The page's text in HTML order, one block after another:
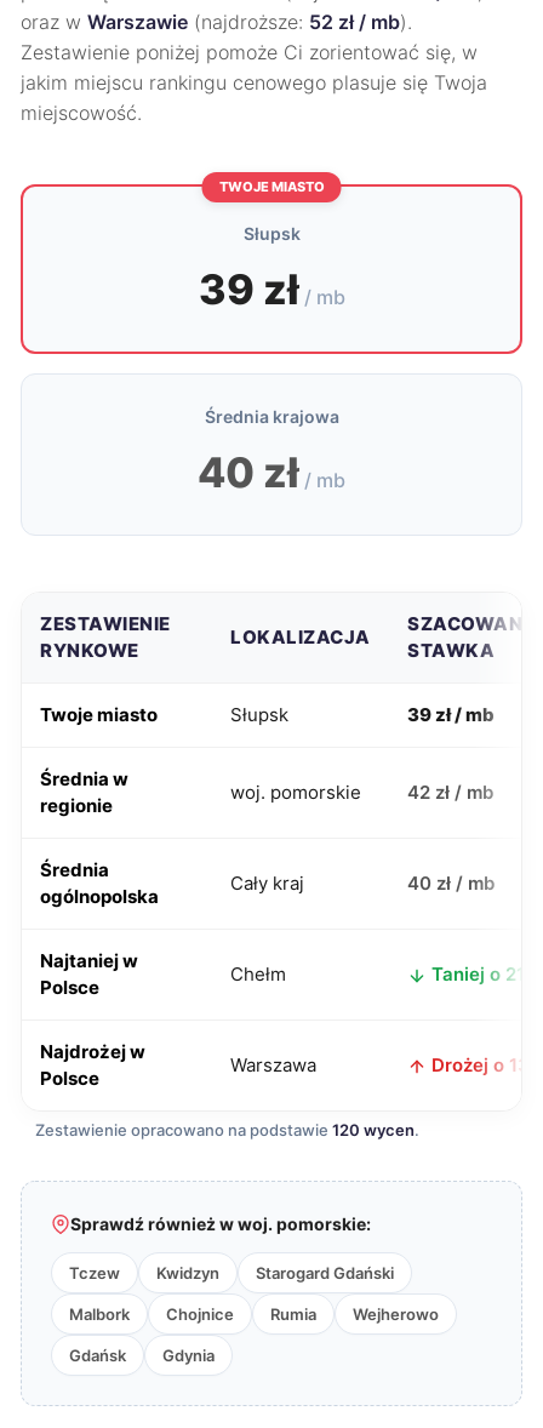
oraz w Warszawie (najdroższe: 52 zł / mb).
Zestawienie poniżej pomoże Ci zorientować się, w
jakim miejscu rankingu cenowego plasuje się Twoja
miejscowość.
TWOJE MIASTO
Słupsk
39 zł / mb
Średnia krajowa
40 zł / mb
ZESTAWIENIE
RYNKOWE
LOKALIZACJA
SZACOWANA
STAWKA
Twoje miasto Słupsk 39 zł / mb
Średnia w
regionie
woj. pomorskie 42 zł / mb
Średnia
ogólnopolska
Cały kraj 40 zł / mb
Najtaniej w
Polsce
Chełm Taniej o 21 zł
Najdrożej w
Polsce
Warszawa Drożej o 13
Zestawienie opracowano na podstawie 120 wycen.
Sprawdź również w woj. pomorskie:
Tczew Kwidzyn Starogard Gdański
Malbork Chojnice Rumia Wejherowo
Gdańsk Gdynia